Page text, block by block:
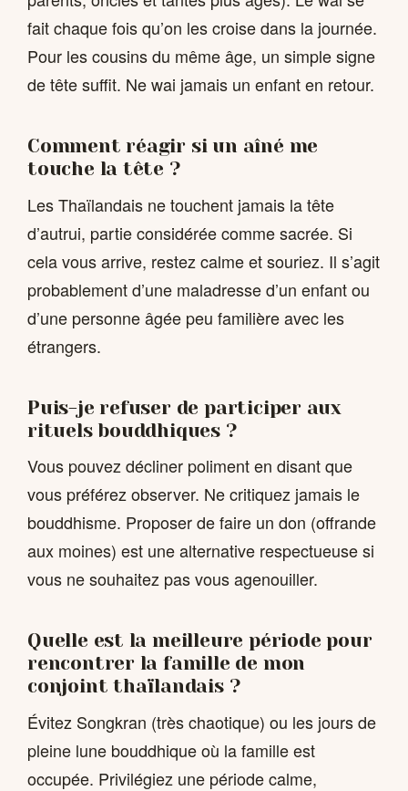
fait chaque fois qu’on les croise dans la journée.
Pour les cousins du même âge, un simple signe
de tête suffit. Ne wai jamais un enfant en retour.
Comment réagir si un aîné me
touche la tête ?
Les Thaïlandais ne touchent jamais la tête
d’autrui, partie considérée comme sacrée. Si
cela vous arrive, restez calme et souriez. Il s’agit
probablement d’une maladresse d’un enfant ou
d’une personne âgée peu familière avec les
étrangers.
Puis-je refuser de participer aux
rituels bouddhiques ?
Vous pouvez décliner poliment en disant que
vous préférez observer. Ne critiquez jamais le
bouddhisme. Proposer de faire un don (offrande
aux moines) est une alternative respectueuse si
vous ne souhaitez pas vous agenouiller.
Quelle est la meilleure période pour
rencontrer la famille de mon
conjoint thaïlandais ?
Évitez Songkran (très chaotique) ou les jours de
pleine lune bouddhique où la famille est
occupée. Privilégiez une période calme,